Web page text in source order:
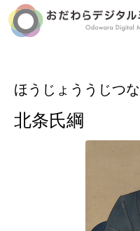
ほうじょううじつな
北条氏綱